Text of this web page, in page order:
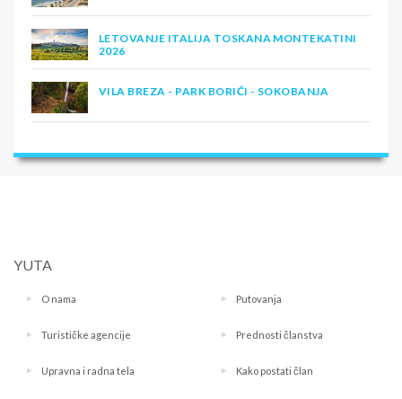
LETOVANJE ITALIJA TOSKANA MONTEKATINI
2026
VILA BREZA - PARK BORIĆI - SOKOBANJA
YUTA
O nama Putovanja
Turističke agencije Prednosti članstva
Upravna i radna tela Kako postati član